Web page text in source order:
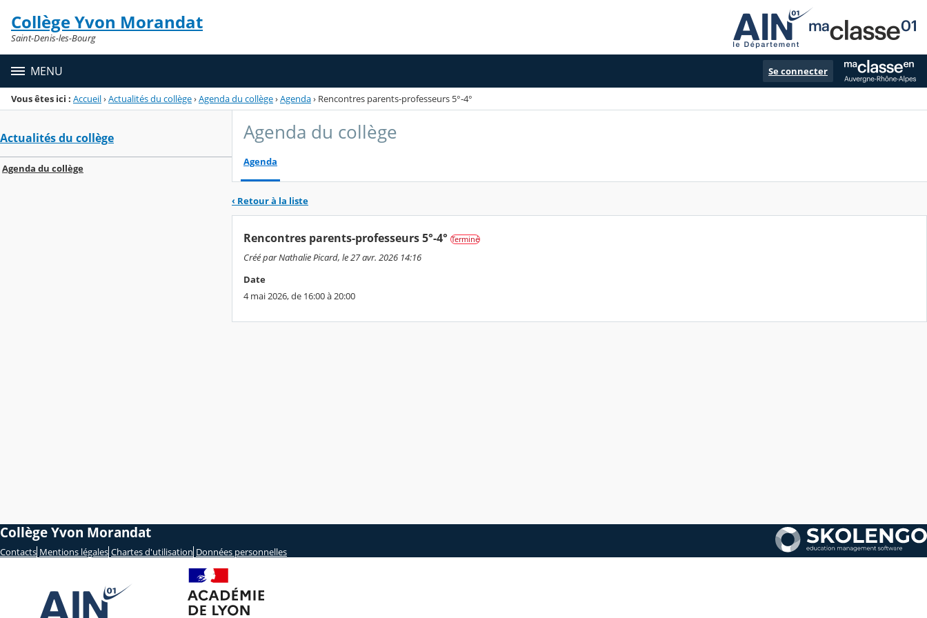
Menu de la rubrique
Contenu
Collège Yvon Morandat
Saint-Denis-les-Bourg
MENU Se connecter
Vous êtes ici : Accueil›Actualités du collège›Agenda du collège›Agenda› Rencontres parents-professeurs 5°-4°
Actualités du collège
Agenda du collège
Agenda du collège
Agenda
‹ Retour à la liste
Rencontres parents-professeurs 5°-4° Terminé
Créé par Nathalie Picard, le 27 avr. 2026 14:16
Date
4 mai 2026, de 16:00 à 20:00
Collège Yvon Morandat
Contacts Mentions légales Chartes d'utilisation Données personnelles